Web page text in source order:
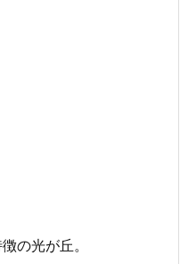
の光が丘。